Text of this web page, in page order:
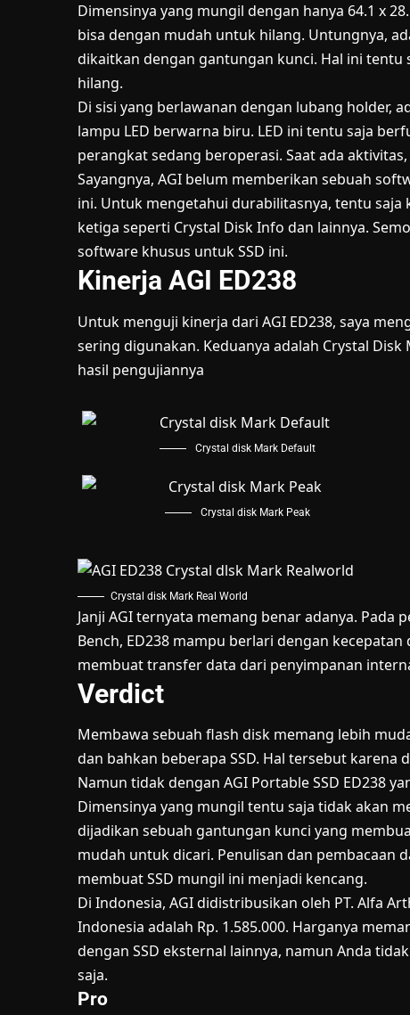
Dimensinya yang mungil dengan hanya 64.1 x
bisa dengan mudah untuk hilang. Untungnya,
dikaitkan dengan gantungan kunci. Hal ini tentu
hilang.
Di sisi yang berlawanan dengan lubang holder,
lampu LED berwarna biru. LED ini tentu saja
perangkat sedang beroperasi. Saat ada
Sayangnya, AGI belum memberikan sebuah
ini. Untuk mengetahui durabilitasnya, tentu
ketiga seperti Crystal Disk Info dan lainnya.
software khusus untuk SSD ini.
Kinerja AGI ED238
Untuk menguji kinerja dari AGI ED238, saya
sering digunakan. Keduanya adalah Crystal
hasil pengujiannya
Crystal disk Mark Default
Crystal disk Mark Peak
Crystal disk Mark Real World
Janji AGI ternyata memang benar adanya. Pada
Bench, ED238 mampu berlari dengan
membuat transfer data dari penyimpanan
Verdict
Membawa sebuah flash disk memang lebih
dan bahkan beberapa SSD. Hal tersebut
Namun tidak dengan AGI Portable SSD ED238
Dimensinya yang mungil tentu saja tidak akan
dijadikan sebuah gantungan kunci yang
mudah untuk dicari. Penulisan dan pembacaan
membuat SSD mungil ini menjadi kencang.
Di Indonesia, AGI didistribusikan oleh PT. Alfa
Indonesia adalah Rp. 1.585.000. Harganya
dengan SSD eksternal lainnya, namun Anda
saja.
Pro